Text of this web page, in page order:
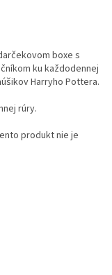
boxe s
ku každodennej
Harryho Pottera.
rúry.
produkt nie je